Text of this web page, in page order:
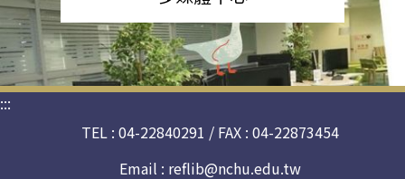
:::
TEL : 04-22840291 / FAX : 04-22873454
Email : reflib@nchu.edu.tw